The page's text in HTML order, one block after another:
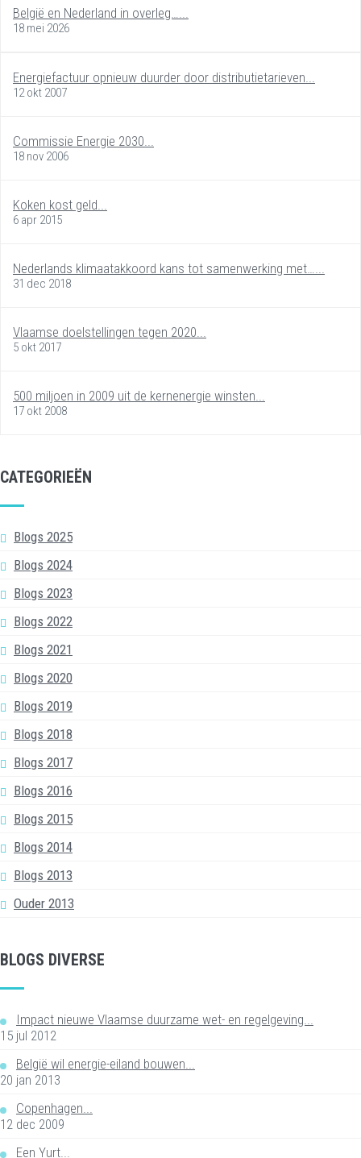
België en Nederland in overleg…...
18 mei 2026
Energiefactuur opnieuw duurder door distributietarieven...
12 okt 2007
Commissie Energie 2030...
18 nov 2006
Koken kost geld...
6 apr 2015
Nederlands klimaatakkoord kans tot samenwerking met…...
31 dec 2018
Vlaamse doelstellingen tegen 2020...
5 okt 2017
500 miljoen in 2009 uit de kernenergie winsten...
17 okt 2008
CATEGORIEËN
Blogs 2025
Blogs 2024
Blogs 2023
Blogs 2022
Blogs 2021
Blogs 2020
Blogs 2019
Blogs 2018
Blogs 2017
Blogs 2016
Blogs 2015
Blogs 2014
Blogs 2013
Ouder 2013
BLOGS DIVERSE
Impact nieuwe Vlaamse duurzame wet- en regelgeving...
15 jul 2012
België wil energie-eiland bouwen...
20 jan 2013
Copenhagen...
12 dec 2009
Een Yurt...